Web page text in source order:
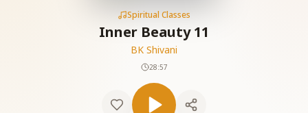
Spiritual Classes
Inner Beauty 11
BK Shivani
28:57